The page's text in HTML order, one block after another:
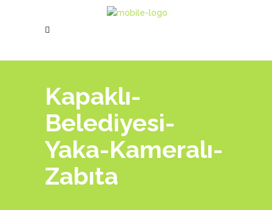
Kapaklı-
Belediyesi-
Yaka-Kameralı-
Zabıta